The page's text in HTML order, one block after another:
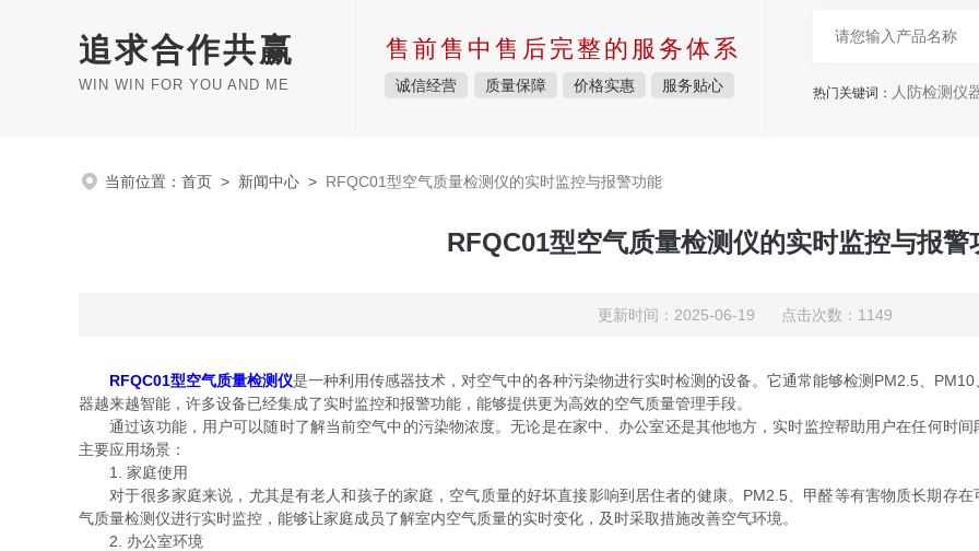
追求合作共赢
WIN WIN FOR YOU AND ME
售前售中售后完整的服务体系
诚信经营 质量保障 价格实惠 服务贴心 热门关键词： 人防检测仪
当前位置： 首页 > 新闻中心 > RFQC01型空气质量检测仪的实时监控与报警功能
RFQC01型空气质量检测仪的实时监控与报警
更新时间：2025-06-19 点击次数：1149
RFQC01型空气质量检测仪是一种利用传感器技术，对空气中的各种污染物进行实时检测的设备。它通常能够检测PM2.5、
器越来越智能，许多设备已经集成了实时监控和报警功能，能够提供更为高效的空气质量管理手段。
通过该功能，用户可以随时了解当前空气中的污染物浓度。无论是在家中、办公室还是其他地方，实时监控帮助用户在任何时
主要应用场景：
1. 家庭使用
对于很多家庭来说，尤其是有老人和孩子的家庭，空气质量的好坏直接影响到居住者的健康。PM2.5、甲醛等有害物质长期存
气质量检测仪进行实时监控，能够让家庭成员了解室内空气质量的实时变化，及时采取措施改善空气环境。
2. 办公室环境